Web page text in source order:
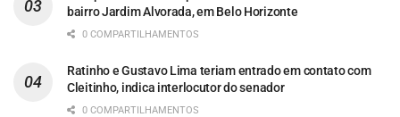
bairro Jardim Alvorada, em Belo Horizonte
0 COMPARTILHAMENTOS
Ratinho e Gustavo Lima teriam entrado em contato com
Cleitinho, indica interlocutor do senador
0 COMPARTILHAMENTOS